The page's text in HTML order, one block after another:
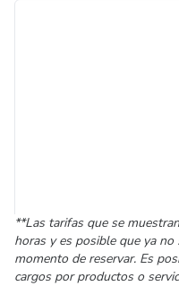
**Las tarifas que se
horas y es posible que ya
momento de reservar. Es
cargos por productos o